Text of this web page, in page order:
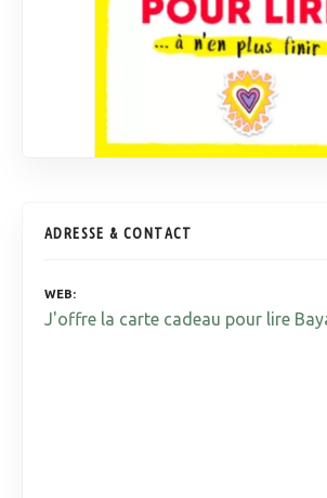
ADRESSE & CONTACT
WEB
J'offre la carte cadeau pour lire